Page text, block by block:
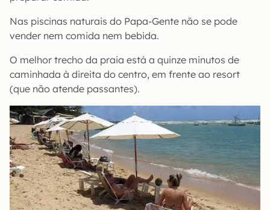
Nas piscinas naturais do Papa-Gente não se pode
vender nem comida nem bebida.
O melhor trecho da praia está a quinze minutos de
caminhada à direita do centro, em frente ao resort
(que não atende passantes).